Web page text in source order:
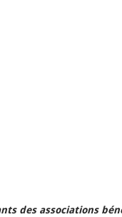
des associations